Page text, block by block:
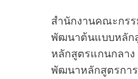
สำนักงานคณะกร
พัฒนาต้นแบบหลักสู
หลักสูตรแกนกลาง
พัฒนาหลักสูตรการ